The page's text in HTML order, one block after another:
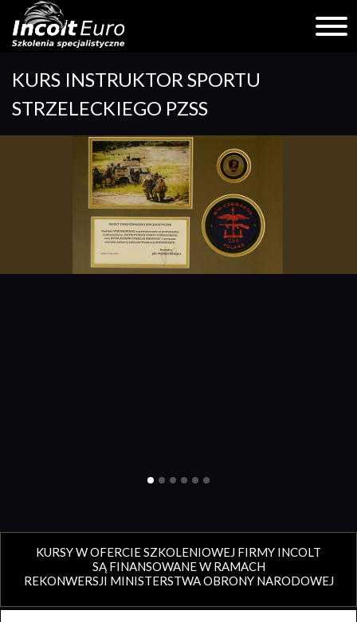
content
KURS INSTRUKTOR SPORTU
STRZELECKIEGO PZSS
KURSY W OFERCIE SZKOLENIOWEJ FIRMY INCOLT
SĄ FINANSOWANE W RAMACH
REKONWERSJI MINISTERSTWA OBRONY NARODOWEJ